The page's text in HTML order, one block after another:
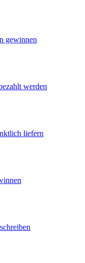
gewinnen
werden
liefern